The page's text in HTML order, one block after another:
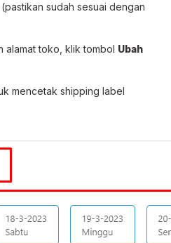
(pastikan sudah sesuai dengan
alamat toko, klik tombol Ubah
mencetak shipping label